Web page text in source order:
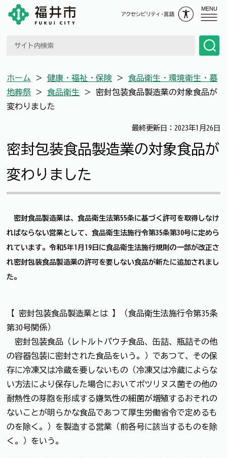
MENU
ホーム ＞ 健康・福祉・保険 ＞ 食品衛生・環境衛生・墓
地葬祭 ＞ 食品衛生 ＞ 密封包装食品製造業の対象食品が
変わりました
最終更新日：2023年1月26日
密封包装食品製造業の対象食品が
変わりました
密封食品製造業は、食品衛生法第55条に基づく許可を取得しなけ
ればならない営業として、食品衛生法施行令第35条第30号に定めら
れています。令和5年1月19日に食品衛生法施行規則の一部が改正さ
れ密封包装食品製造業の許可を要しない食品が新たに追加されまし
た。
【 密封包装食品製造業とは 】（食品衛生法施行令第35条
第30号関係）
密封包装食品（レトルトパウチ食品、缶詰、瓶詰その他
の容器包装に密封された食品をいう。）であつて、その保
存に冷凍又は冷蔵を要しないもの（冷凍又は冷蔵によらな
い方法により保存した場合においてボツリヌス菌その他の
耐熱性の芽胞を形成する嫌気性の細菌が増殖するおそれの
ないことが明らかな食品であつて厚生労働省令で定めるも
のを除く。）を製造する営業（前各号に該当するものを除
く。）をいう。